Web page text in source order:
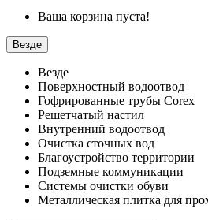
Ваша корзина пуста!
Везде
Везде
Поверхностный водоотвод
Гофрированные трубы Corex
Решетчатый настил
Внутренний водоотвод
Очистка сточных вод
Благоустройство территории
Подземные коммуникации
Системы очистки обуви
Металлическая плитка для